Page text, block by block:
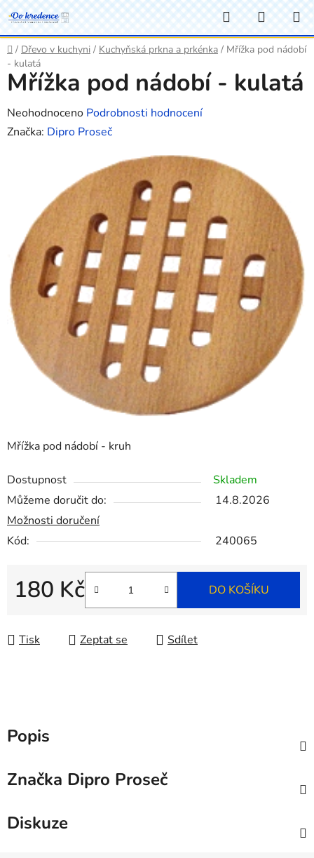
Přejít
na
obsah
Hledat
KOŠÍK
Domů
/ Dřevo v kuchyni / Kuchyňská prkna a prkénka / Mřížka pod nádobí
- kulatá
Mřížka pod nádobí - kruh
Dostupnost
Skladem
Můžeme doručit do:
14.8.2026
Možnosti doručení
Kód:
240065
180 Kč DO KOŠÍKU
Tisk Zeptat se Sdílet
Mřížka pod nádobí - kulatá
Průměrné
hodnocení
hvězdiček.
Neohodnoceno Podrobnosti hodnocení
Značka: Dipro Proseč
Popis
Značka Dipro Proseč
Diskuze